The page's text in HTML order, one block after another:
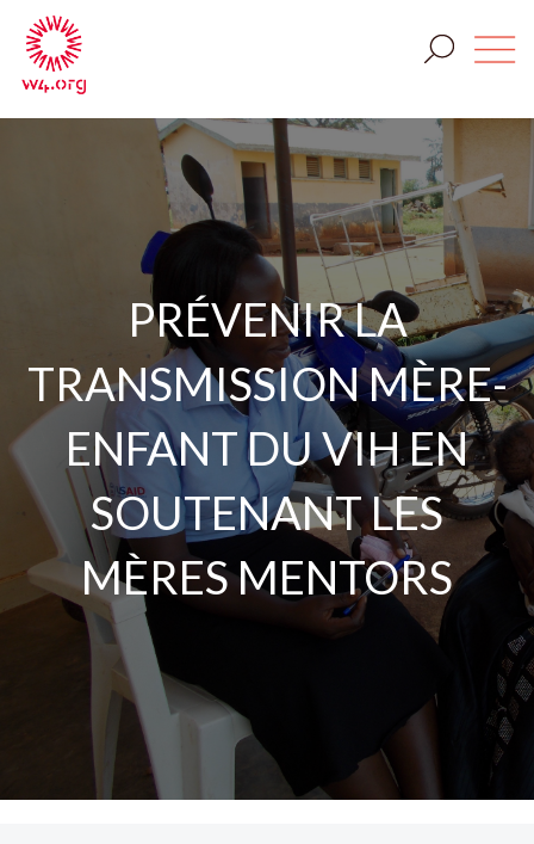
PRÉVENIR LA
TRANSMISSION MÈRE-
ENFANT DU VIH EN
SOUTENANT LES
MÈRES MENTORS